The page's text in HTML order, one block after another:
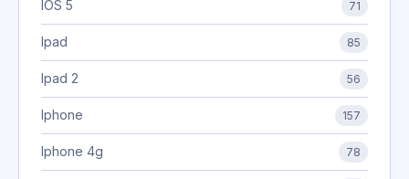
IOS 5 71
Ipad 85
Ipad 2 56
Iphone 157
Iphone 4g 78